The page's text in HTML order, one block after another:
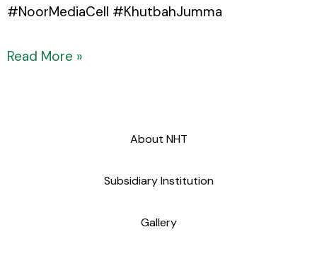
#NoorMediaCell #KhutbahJumma
Read More »
About NHT
Subsidiary Institution
Gallery